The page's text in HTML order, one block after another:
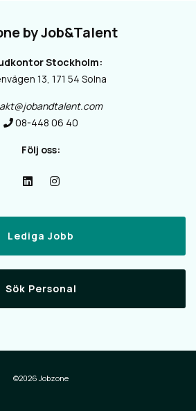
by Job&Talent
Stockholm:
13, 171 54 Solna
08-448 06 40
Följ oss:
Lediga Jobb
Sök Personal
©2026 Jobzone